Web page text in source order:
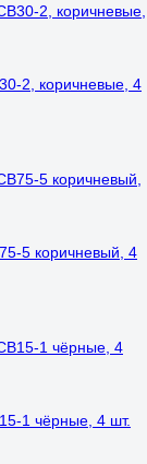
2, коричневые, 4
5 коричневый, 4
1 чёрные, 4 шт.